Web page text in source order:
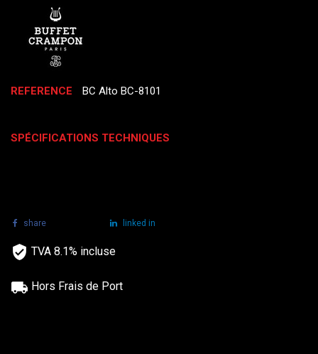
REFERENCE BC Alto BC-8101
SPÉCIFICATIONS TECHNIQUES
share linked in
TVA 8.1% incluse
Hors Frais de Port